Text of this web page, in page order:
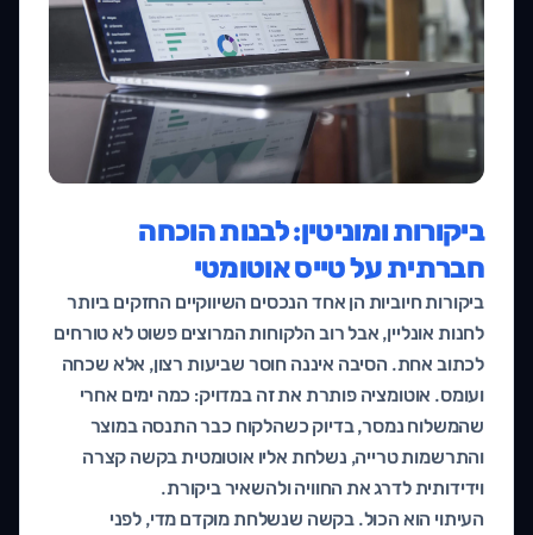
ביקורות ומוניטין: לבנות הוכחה
חברתית על טייס אוטומטי
ביקורות חיוביות הן אחד הנכסים השיווקיים החזקים ביותר
לחנות אונליין, אבל רוב הלקוחות המרוצים פשוט לא טורחים
לכתוב אחת. הסיבה איננה חוסר שביעות רצון, אלא שכחה
ועומס. אוטומציה פותרת את זה במדויק: כמה ימים אחרי
שהמשלוח נמסר, בדיוק כשהלקוח כבר התנסה במוצר
והתרשמות טרייה, נשלחת אליו אוטומטית בקשה קצרה
וידידותית לדרג את החוויה ולהשאיר ביקורת.
העיתוי הוא הכול. בקשה שנשלחת מוקדם מדי, לפני